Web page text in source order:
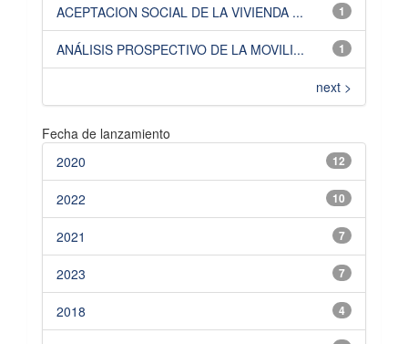
1
ACEPTACION SOCIAL DE LA VIVIENDA ...
1
ANÁLISIS PROSPECTIVO DE LA MOVILI...
next >
Fecha de lanzamiento
12
2020
10
2022
7
2021
7
2023
4
2018